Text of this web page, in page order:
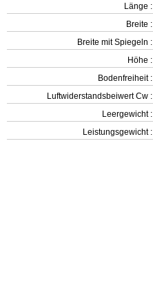
Länge :
Breite :
Breite mit Spiegeln :
Höhe :
Bodenfreiheit :
Luftwiderstandsbeiwert Cw :
Leergewicht‎ :
Leistungsgewicht :